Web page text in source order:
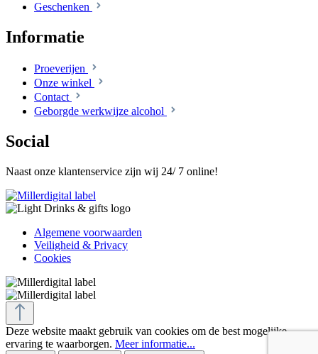
Geschenken
Informatie
Proeverijen
Onze winkel
Contact
Geborgde werkwijze alcohol
Social
Naast onze klantenservice zijn wij 24/ 7 online!
Algemene voorwaarden
Veiligheid & Privacy
Cookies
Deze website maakt gebruik van cookies om de best mogelijke
ervaring te waarborgen. Meer informatie...